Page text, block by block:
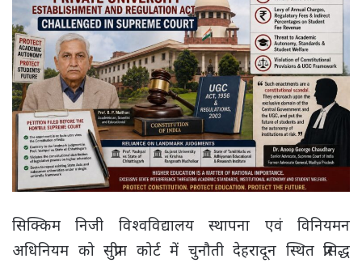
सिक्किम निजी विश्वविद्यालय स्थापना एवं विनियमन
अधिनियम को सुप्रीम कोर्ट में चुनौती देहरादून स्थित प्रसिद्ध